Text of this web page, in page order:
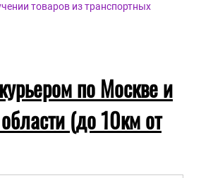
товаров из транспортных
по Москве и
(до 10км от